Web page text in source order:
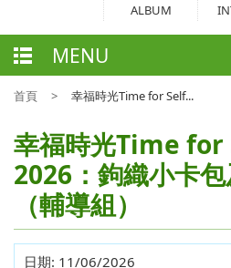
ALBUM
MENU
首頁 > 幸福時光Time for Self...
幸福時光Time for
2026：鉤織小卡
（輔導組）
日期: 11/06/2026